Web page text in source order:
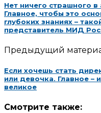
Нет ничего страшного
Главное, чтобы это
глубоких знаниях –
представитель МИД
Предыдущий
Если хочешь стать
или девочка. Главное –
великое
Смотрите также: